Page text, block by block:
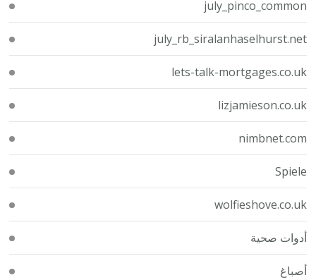
july_pinco_common
july_rb_siralanhaselhurst.net
lets-talk-mortgages.co.uk
lizjamieson.co.uk
nimbnet.com
Spiele
wolfieshove.co.uk
أدوات صحية
أصباغ